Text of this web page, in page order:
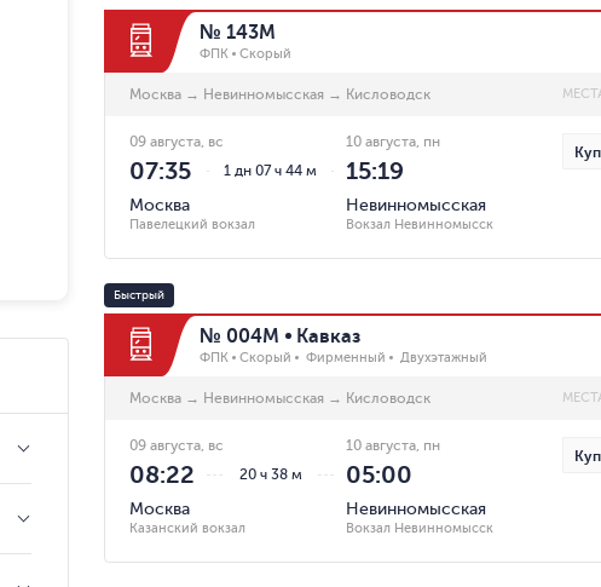
№ 143М
ФПК Скорый
Москва → Невинномысская → Кисловодск
1 дн 07 ч 44 м
09 августа, вс
07:35
Москва
Павелецкий вокзал
10 августа, пн
15:19
Невинномысская
Вокзал Невинномысск
Быстрый
№ 004М Кавказ
ФПК Скорый Фирменный Двухэтажный
Москва → Невинномысская → Кисловодск
20 ч 38 м
09 августа, вс
08:22
Москва
Казанский вокзал
10 августа, пн
05:00
Невинномысская
Вокзал Невинномысск